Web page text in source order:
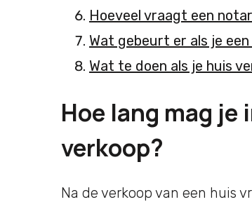
Hoeveel vraagt een
Wat gebeurt er als je
Wat te doen als je huis
Hoe lang mag je
verkoop?
Na de verkoop van een huis